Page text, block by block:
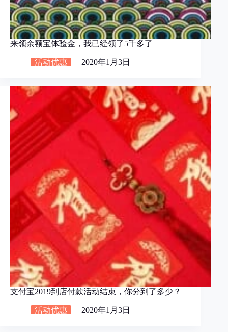
来领余额宝体验金，我已经领了5千多了
活动优惠 2020年1月3日
支付宝2019到店付款活动结束，你分到了多少？
活动优惠 2020年1月3日